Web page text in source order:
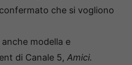
che si vogliono
modella e
di Canale 5, Amici.